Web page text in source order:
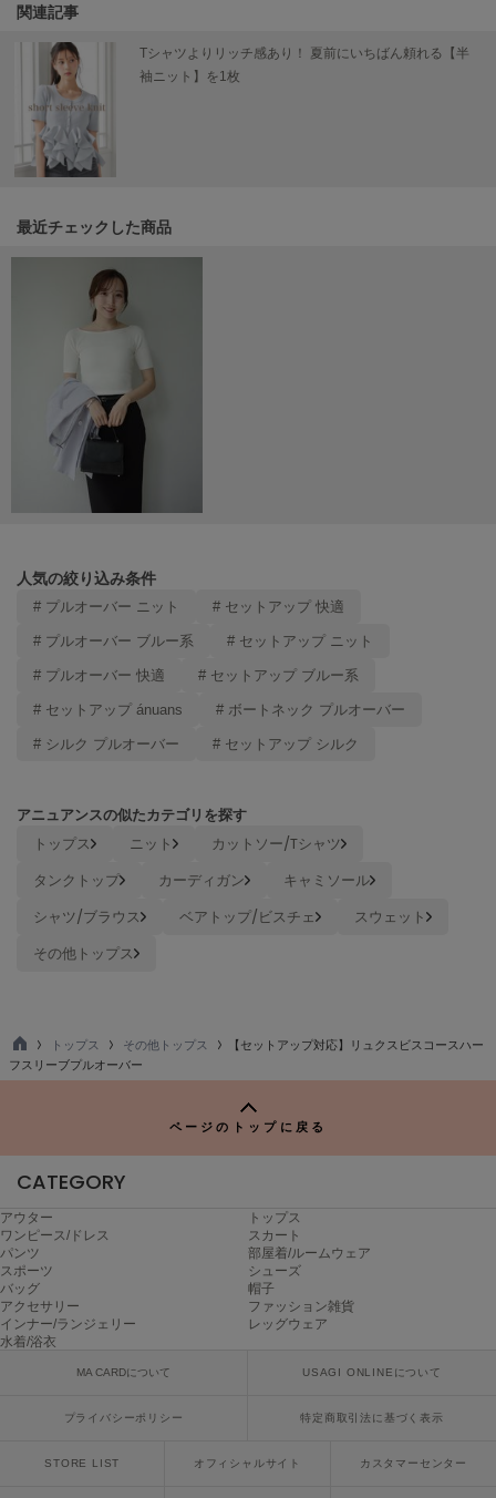
Mila Owen
MOIGE
モワージュ
MUCHA
ミュシャ
NOWNS
ナウンス
ヌル
On
Onitsuka Tiger
オニツカ タイガー
オルグ
オル
PATRICK
パトリック
Philly chocolate
ポローラ
PUMA
Reebok
SALOMON
サロモン
sanrio house
SESAME STREET MARKET
セサミストリートマーケット
関連記事
Tシャツよりリッチ感あり！ 夏前にいちばん頼れる【半
袖ニット】を1枚
最近チェックした商品
人気の絞り込み条件
# プルオーバー ニット # セットアップ 快適
# プルオーバー ブルー系 # セットアップ ニット
# プルオーバー 快適 # セットアップ ブルー系
# セットアップ ánuans # ボートネック プルオーバー
# シルク プルオーバー # セットアップ シルク
アニュアンスの似たカテゴリを探す
トップス ニット
カットソー/Tシャツ
タンクトップ
カーディガン
キャミソール
シャツ/ブラウス
ベアトップ/ビスチェ
スウェット
その他トップス
TO
P
トップス その他トップス
【セットアップ対応】リュクスビスコースハー
フスリーブプルオーバー
ページのトップに戻る
CATEGORY
アウター
トップス
ワンピース/ドレス
スカート
パンツ
部屋着/ルームウェア
スポーツ
シューズ
バッグ
帽子
アクセサリー
ファッション雑貨
インナー/ランジェリー
レッグウェア
水着/浴衣
MA CARDについて USAGI ONLINEについて
プライバシーポリシー 特定商取引法に基づく表示
STORE LIST オフィシャルサイト カスタマーセンター